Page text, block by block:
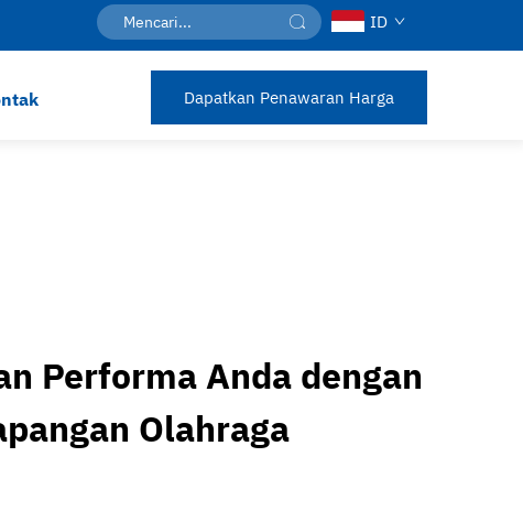
ID
Dapatkan Penawaran Harga
Performa Anda dengan
Olahraga